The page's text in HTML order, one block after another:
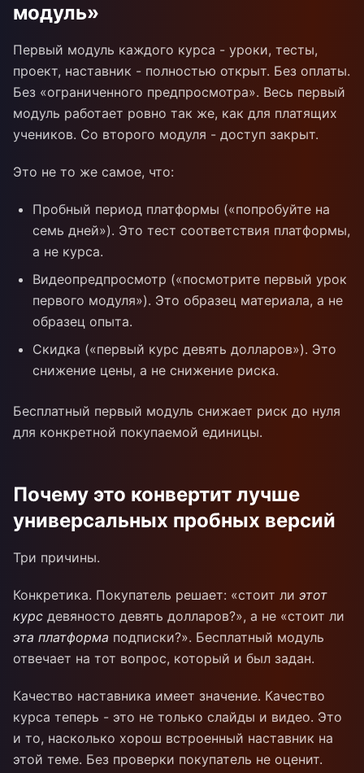
модуль»
Первый модуль каждого курса - уроки, тесты,
проект, наставник - полностью открыт. Без оплаты.
Без «ограниченного предпросмотра». Весь первый
модуль работает ровно так же, как для платящих
учеников. Со второго модуля - доступ закрыт.
Это не то же самое, что:
Пробный период платформы («попробуйте на
семь дней»). Это тест соответствия платформы,
а не курса.
Видеопредпросмотр («посмотрите первый урок
первого модуля»). Это образец материала, а не
образец опыта.
Скидка («первый курс девять долларов»). Это
снижение цены, а не снижение риска.
Бесплатный первый модуль снижает риск до нуля
для конкретной покупаемой единицы.
Почему это конвертит лучше
универсальных пробных версий
Три причины.
Конкретика. Покупатель решает: «стоит ли этот
курс девяносто девять долларов?», а не «стоит ли
эта платформа подписки?». Бесплатный модуль
отвечает на тот вопрос, который и был задан.
Качество наставника имеет значение. Качество
курса теперь - это не только слайды и видео. Это
и то, насколько хорош встроенный наставник на
этой теме. Без проверки покупатель не оценит.